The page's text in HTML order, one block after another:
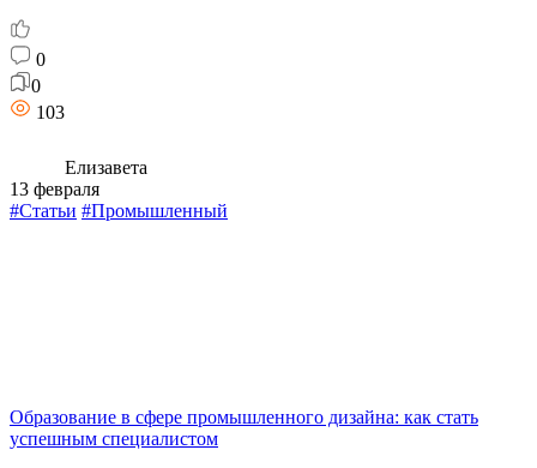
0
0
103
Елизавета
13 февраля
#Статьи #Промышленный
Образование в сфере промышленного дизайна: как стать
успешным специалистом